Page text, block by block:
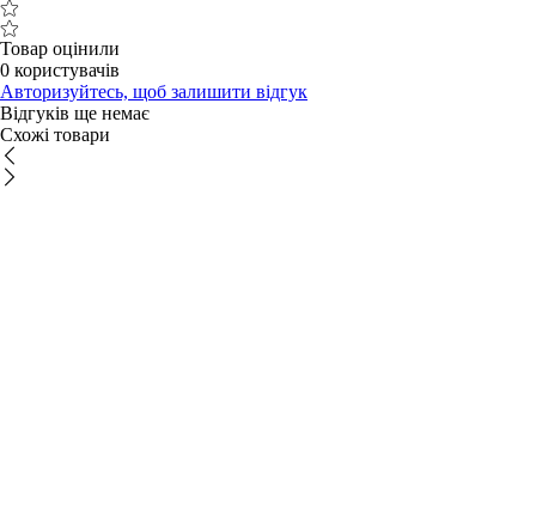
Товар оцінили
0 користувачів
Авторизуйтесь, щоб залишити відгук
Відгуків ще немає
Схожі товари